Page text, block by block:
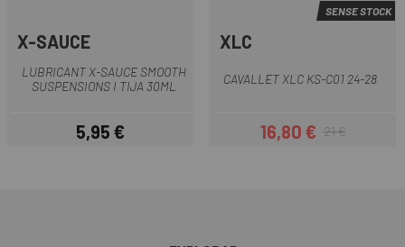
X-SAUCE
LUBRICANT X-SAUCE SMOOTH
SUSPENSIONS I TIJA 30ML
Preu
5,95 €
SENSE STOCK
XLC
CAVALLET XLC KS-C01 24-28
Preu
16,80 €Preu regular
21 €